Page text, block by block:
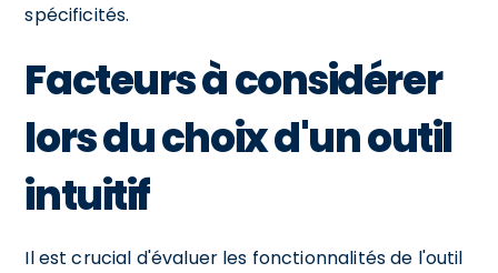
spécificités.
Facteurs à considérer
lors du choix d'un outil
intuitif
Il est crucial d'évaluer les fonctionnalités de l'outil